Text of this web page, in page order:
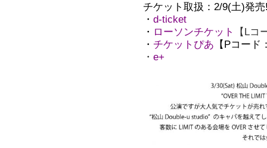
チケット取扱：2/9(土)発
・ d-ticket
・ ローソンチケット
【Lコ
・ チケットぴあ 【Pコード
・ e+